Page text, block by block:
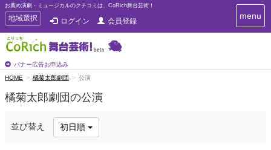
お薦め演劇・ミュージカルのクチコミは、CoRich舞台芸術！
T
o
g
g
e
n
v
a
地域選択 ログイン 会員登録
バナー広告お申込み
T
o
menu
HOME 橘菊太郎劇団 公演
橘菊太郎劇団の公演
並び替え 初日順